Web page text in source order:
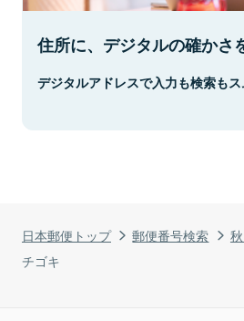
日本郵便トップ 郵便番号検索
チゴキ
住所に、デジタルの確かさ
デジタルアドレスで入力も検索もス